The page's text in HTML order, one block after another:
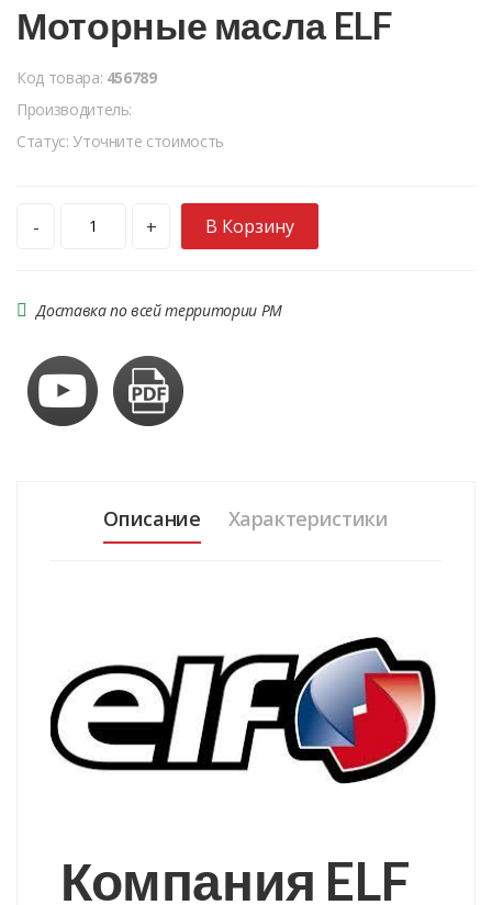
Моторные масла ELF
Код товара: 456789
Производитель:
Статус: Уточните стоимость
- + В Корзину
Доставка по всей территории РМ
Описание Характеристики
Компания ELF